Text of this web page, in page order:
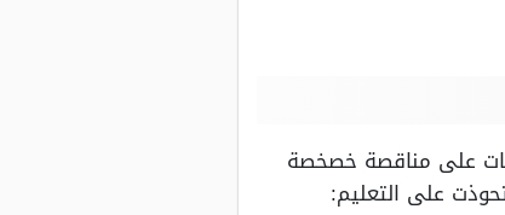
على مناقصة خصخصة
على التعليم: